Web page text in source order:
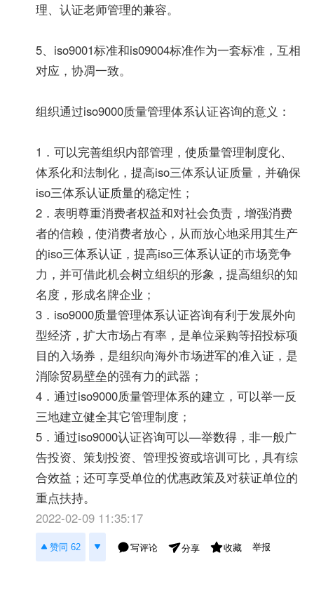
理、认证老师管理的兼容。
5、iso9001标准和is09004标准作为一套标准，互相
对应，协凋一致。
组织通过iso9000质量管理体系认证咨询的意义：
1．可以完善组织内部管理，使质量管理制度化、
体系化和法制化，提高iso三体系认证质量，并确保
iso三体系认证质量的稳定性；
2．表明尊重消费者权益和对社会负责，增强消费
者的信赖，使消费者放心，从而放心地采用其生产
的iso三体系认证，提高iso三体系认证的市场竞争
力，并可借此机会树立组织的形象，提高组织的知
名度，形成名牌企业；
3．iso9000质量管理体系认证咨询有利于发展外向
型经济，扩大市场占有率，是单位采购等招投标项
目的入场券，是组织向海外市场进军的准入证，是
消除贸易壁垒的强有力的武器；
4．通过iso9000质量管理体系的建立，可以举一反
三地建立健全其它管理制度；
5．通过iso9000认证咨询可以—举数得，非一般广
告投资、策划投资、管理投资或培训可比，具有综
合效益；还可享受单位的优惠政策及对获证单位的
重点扶持。
2022-02-09 11:35:17
赞同 62 写评论 分享 收藏 举报